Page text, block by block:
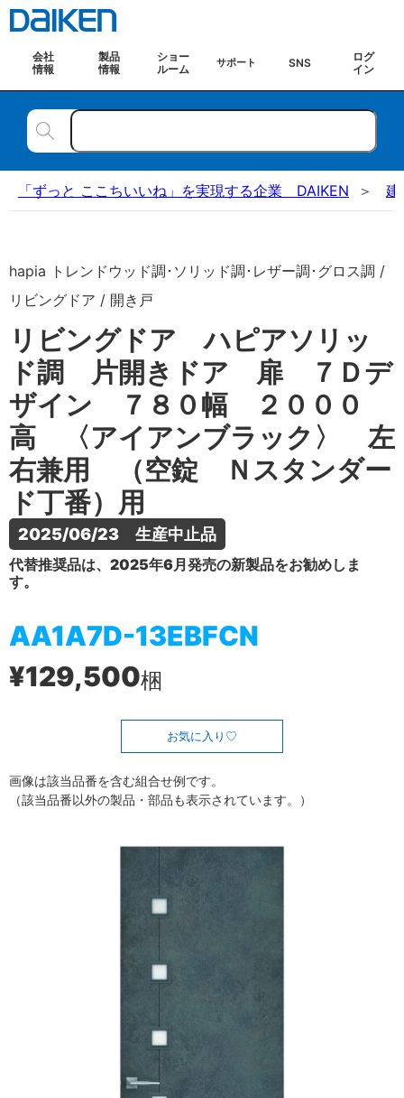
会社
情報
製品
情報
ショー
ルーム
サポート SNS
ログ
イン
「ずっと ここちいいね」を実現する企業 DAIKEN 建
hapia トレンドウッド調･ソリッド調･レザー調･グロス調 /
リビングドア / 開き戸
リビングドア ハピアソリッ
ド調 片開きドア 扉 ７Ｄデ
ザイン ７８０幅 ２０００
高 〈アイアンブラック〉 左
右兼用 （空錠 Ｎスタンダー
ド丁番）用
2025/06/23　生産中止品
代替推奨品は、2025年6月発売の新製品をお勧めしま
す。
AA1A7D-13EBFCN
¥129,500梱
お気に入り
画像は該当品番を含む組合せ例です。
（該当品番以外の製品・部品も表示されています。）